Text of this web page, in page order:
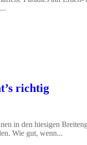
richtig
in den hiesigen
Wie gut, wenn...